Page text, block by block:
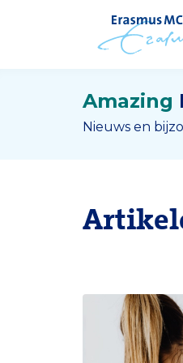
Amazing
Nieuws en